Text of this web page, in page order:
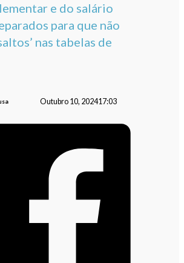
e do salário
para que não
nas tabelas de
Outubro 10, 202417:03